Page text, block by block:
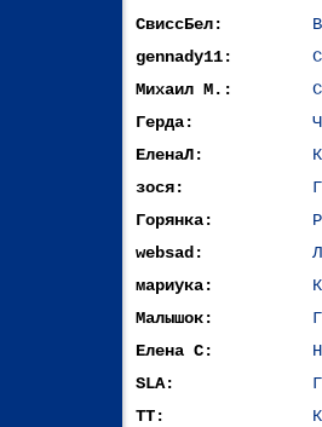
СвиссБел:
gennady11:
Михаил М.:
Герда:
ЕленаЛ:
зося:
Горянка:
websad:
мариука:
Малышок:
Елена С:
SLA:
ТТ: